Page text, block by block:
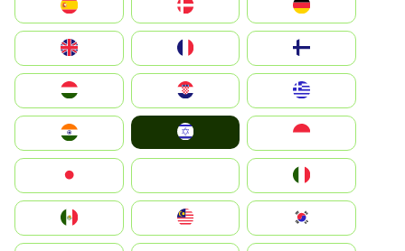
Deutschland
Denmark
United Kingdom
Hrvatska
Magyarország
Indonesia
South Korea